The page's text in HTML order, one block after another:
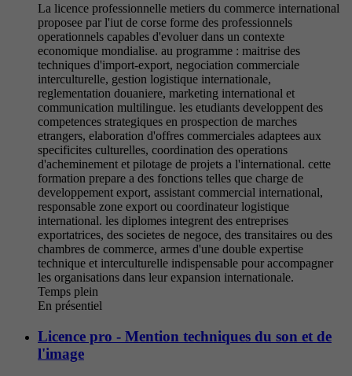
La licence professionnelle metiers du commerce international
proposee par l'iut de corse forme des professionnels
operationnels capables d'evoluer dans un contexte
economique mondialise. au programme : maitrise des
techniques d'import-export, negociation commerciale
interculturelle, gestion logistique internationale,
reglementation douaniere, marketing international et
communication multilingue. les etudiants developpent des
competences strategiques en prospection de marches
etrangers, elaboration d'offres commerciales adaptees aux
specificites culturelles, coordination des operations
d'acheminement et pilotage de projets a l'international. cette
formation prepare a des fonctions telles que charge de
developpement export, assistant commercial international,
responsable zone export ou coordinateur logistique
international. les diplomes integrent des entreprises
exportatrices, des societes de negoce, des transitaires ou des
chambres de commerce, armes d'une double expertise
technique et interculturelle indispensable pour accompagner
les organisations dans leur expansion internationale.
Temps plein
En présentiel
Licence pro - Mention techniques du son et de
l'image